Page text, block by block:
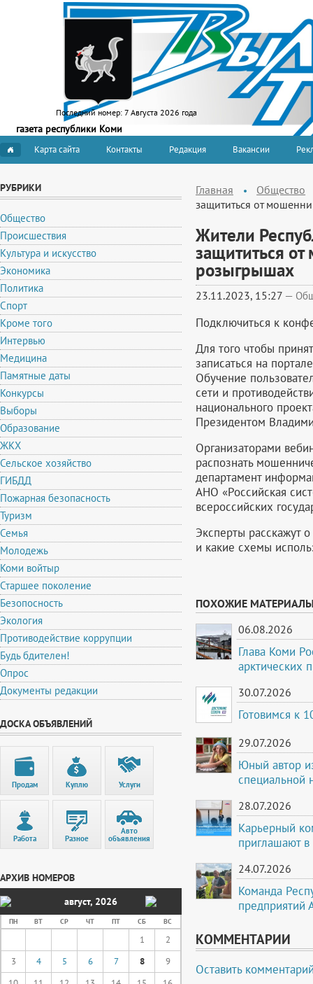
Последний номер: 7 Августа 2026 года
газета республики Коми
Карта сайта Контакты Редакция Вакансии
РУБРИКИ
Общество
Происшествия
Культура и искусство
Экономика
Политика
Спорт
Кроме того
Интервью
Медицина
Памятные даты
Конкурсы
Выборы
Образование
ЖКХ
Сельское хозяйство
ГИБДД
Пожарная безопасность
Туризм
Семья
Молодежь
Коми войтыр
Старшее поколение
Безопосность
Экология
Противодействие коррупции
Будь бдителен!
Опрос
Документы редакции
ДОСКА ОБЪЯВЛЕНИЙ
Продам Куплю Услуги
Работа Разное
Авто
объявления
АРХИВ НОМЕРОВ
август, 2026
ПН ВТ СР ЧТ ПТ СБ ВС
1
2
3
4 5 6 7 8
9
Главная
Общество
защититься от
Жители
защититься
розыгрышах
23.11.2023, 15:27 —
Подключиться к
Для того чтобы
записаться на
Обучение
сети и
национального
Президентом
Организаторами
распознать
департамент
АНО «Российская
всероссийских
Эксперты расскажут
и какие схемы
ПОХОЖИЕ
06.08.2026
Глава Коми
арктических
30.07.2026
Готовимся к
29.07.2026
Юный автор
специальной
28.07.2026
Карьерный
приглашают
24.07.2026
Команда
предприятий
КОММЕНТАРИИ
Оставить